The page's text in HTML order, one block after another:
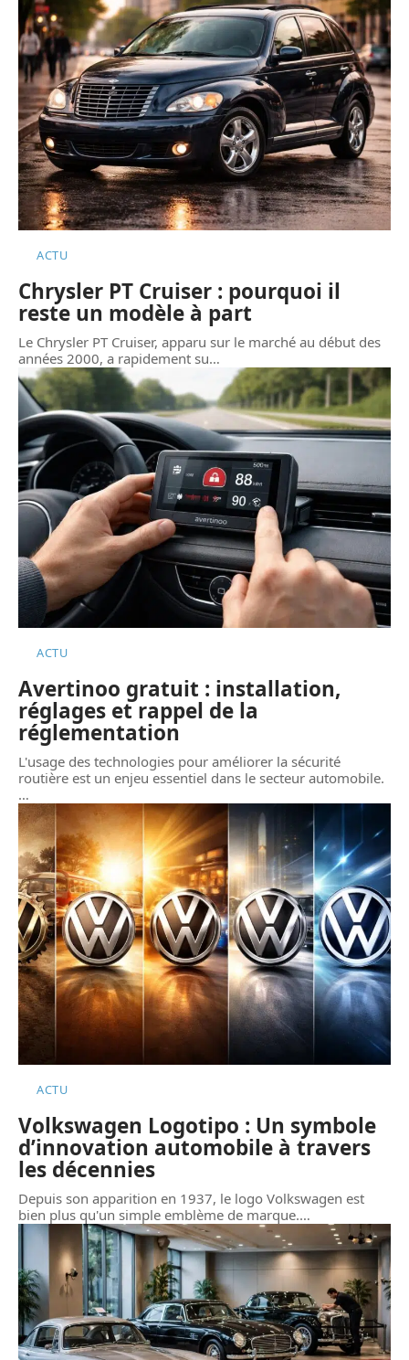
ACTU
Chrysler PT Cruiser : pourquoi il
reste un modèle à part
Le Chrysler PT Cruiser, apparu sur le marché au début des
années 2000, a rapidement su…
ACTU
Avertinoo gratuit : installation,
réglages et rappel de la
réglementation
L'usage des technologies pour améliorer la sécurité
routière est un enjeu essentiel dans le secteur automobile.
…
ACTU
Volkswagen Logotipo : Un symbole
d’innovation automobile à travers
les décennies
Depuis son apparition en 1937, le logo Volkswagen est
bien plus qu'un simple emblème de marque.…